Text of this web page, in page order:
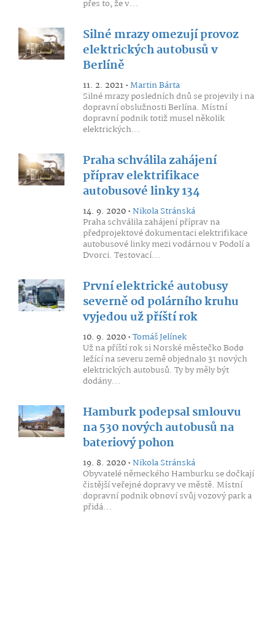
přes to, že v...
Silné mrazy omezují provoz
elektrických autobusů v
Berlíně
11. 2. 2021 •Martin Bárta
Silné mrazy posledních dnů se projevily i na
dopravní obslužnosti Berlína. Místní
dopravní podnik totiž musel několik
elektrických...
Praha schválila zahájení
příprav elektrifikace
autobusové linky 134
14. 9. 2020 •Nikola Stránská
Praha schválila zahájení příprav na
předprojektové dokumentaci elektrifikace
autobusové linky mezi vodárnou v Podolí a
Dvorci. Testovací...
První elektrické autobusy
severně od polárního kruhu
vyjedou už příští rok
10. 9. 2020 •Tomáš Jelínek
Už na příští rok si Norské městečko Bodø
ležící na severu země objednalo 31 nových
elektrických autobusů. Ty by měly být
dodány...
Hamburk podepsal smlouvu
na 530 nových autobusů na
bateriový pohon
19. 8. 2020 •Nikola Stránská
Obyvatelé německého Hamburku se dočkají
čistější veřejné dopravy ve městě. Místní
dopravní podnik obnoví svůj vozový park a
přidá...